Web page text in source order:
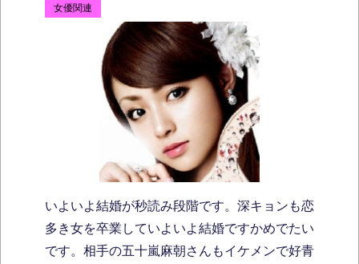
女優関連
いよいよ結婚が秒読み段階です。深キョンも恋
多き女を卒業していよいよ結婚ですかめでたい
です。相手の五十嵐麻朝さんもイケメンで好青